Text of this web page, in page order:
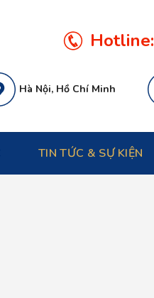
Hotline:
Hà Nội, Hồ Chí Minh
TIN TỨC & SỰ KIỆN